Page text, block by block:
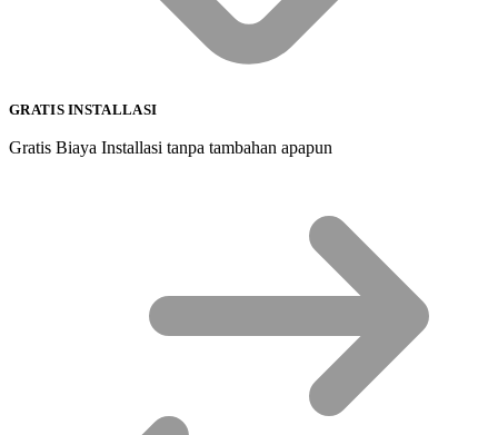
GRATIS INSTALLASI
Gratis Biaya Installasi tanpa tambahan apapun